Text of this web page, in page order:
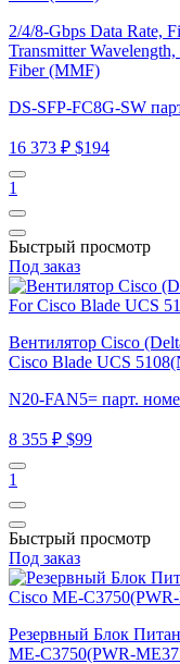
2/4/8-Gbps Data Rate,
Transmitter
Fiber (MMF)
DS-SFP-FC8G-SW
16 373 ₽ $194
1
Быстрый просмотр
Под заказ
Вентилятор Cisco
Cisco Blade UCS
N20-FAN5= парт.
8 355 ₽ $99
1
Быстрый просмотр
Под заказ
Резервный Блок
ME-C3750(PWR-